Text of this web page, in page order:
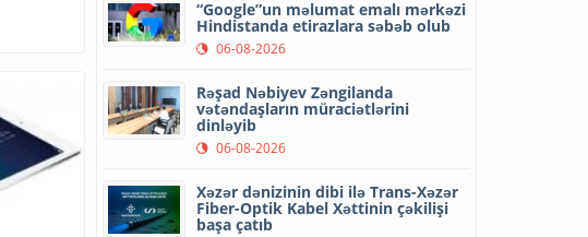
“Google”un məlumat emalı mərkəzi
Hindistanda etirazlara səbəb olub
06-08-2026
Rəşad Nəbiyev Zəngilanda
vətəndaşların müraciətlərini
dinləyib
06-08-2026
Xəzər dənizinin dibi ilə Trans-Xəzər
Fiber-Optik Kabel Xəttinin çəkilişi
başa çatıb